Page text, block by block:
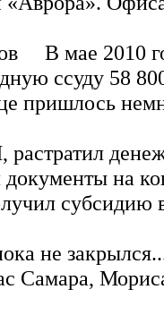
В мае 2010
ссуду 58
пришлось
растратил
документы на
субсидию
не
Самара,